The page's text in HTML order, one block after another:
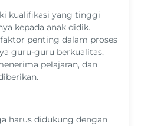
kualifikasi yang tinggi
kepada anak didik.
penting dalam proses
guru-guru berkualitas,
pelajaran, dan
harus didukung dengan